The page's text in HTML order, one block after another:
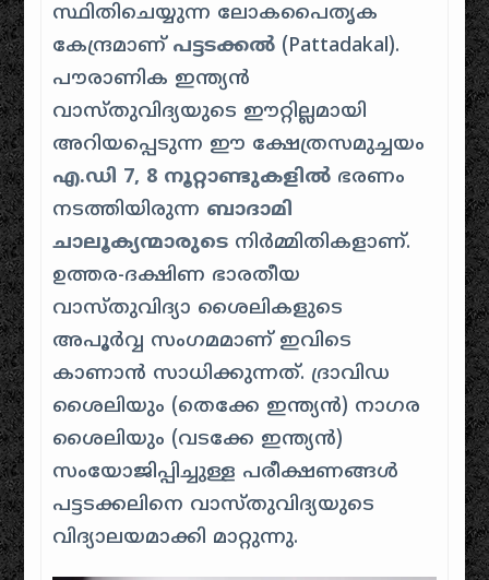
സ്ഥിതിചെയ്യുന്ന ലോകപൈതൃക
കേന്ദ്രമാണ് പട്ടടക്കൽ (Pattadakal).
പൗരാണിക ഇന്ത്യൻ
വാസ്തുവിദ്യയുടെ ഈറ്റില്ലമായി
അറിയപ്പെടുന്ന ഈ ക്ഷേത്രസമുച്ചയം
എ.ഡി 7, 8 നൂറ്റാണ്ടുകളിൽ ഭരണം
നടത്തിയിരുന്ന ബാദാമി
ചാലൂക്യന്മാരുടെ നിർമ്മിതികളാണ്.
ഉത്തര-ദക്ഷിണ ഭാരതീയ
വാസ്തുവിദ്യാ ശൈലികളുടെ
അപൂർവ്വ സംഗമമാണ് ഇവിടെ
കാണാൻ സാധിക്കുന്നത്. ദ്രാവിഡ
ശൈലിയും (തെക്കേ ഇന്ത്യൻ) നാഗര
ശൈലിയും (വടക്കേ ഇന്ത്യൻ)
സംയോജിപ്പിച്ചുള്ള പരീക്ഷണങ്ങൾ
പട്ടടക്കലിനെ വാസ്തുവിദ്യയുടെ
വിദ്യാലയമാക്കി മാറ്റുന്നു.